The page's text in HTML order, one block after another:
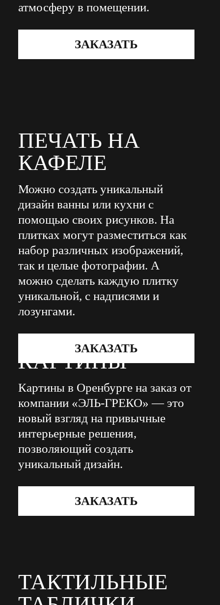
атмосферу в помещении.
ЗАКАЗАТЬ
ПЕЧАТЬ НА
КАФЕЛЕ
Можно создать уникальный
дизайн ванны или кухни с
помощью своих рисунков. На
плитках могут разместиться как
набор различных изображений,
так и целые фотографии. А
можно сделать каждую плитку
уникальной, с надписями и
лозунгами.
ЗАКАЗАТЬ
КАРТИНЫ
Картины в Оренбурге на заказ от
компании «ЭЛЬ-ГРЕКО» — это
новый взгляд на привычные
интерьерные решения,
позволяющий создать
уникальный дизайн.
ЗАКАЗАТЬ
ТАКТИЛЬНЫЕ